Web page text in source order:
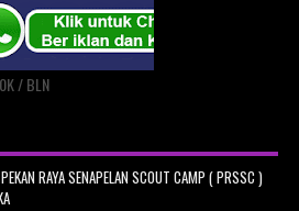
/ BLN
RAYA SENAPELAN SCOUT CAMP ( PRSSC )